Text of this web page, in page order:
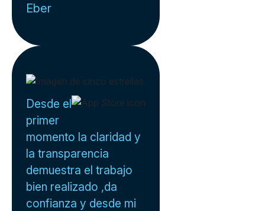
Eber
Desde el
primer
momento la claridad y
la transparencia
demuestra el trabajo
bien realizado ,da
confianza y desde mi